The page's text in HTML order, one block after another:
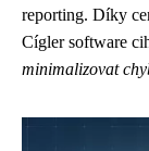
reporting. Díky
Cígler software
minimalizovat